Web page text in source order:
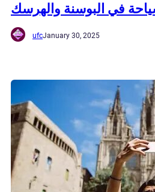
في البوسنة والهرسك
ufcJanuary 30, 2025